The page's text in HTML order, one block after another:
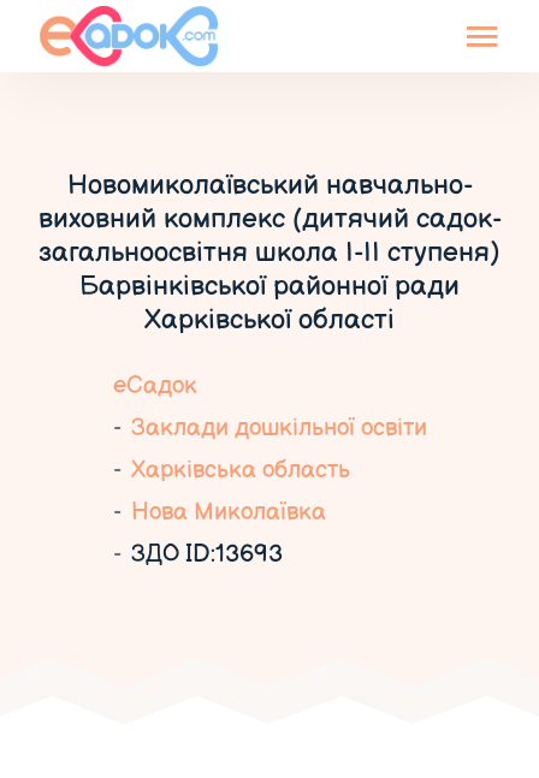
Новомиколаївський навчально-
виховний комплекс (дитячий садок-
загальноосвітня школа І-ІІ ступеня)
Барвінківської районної ради
Харківської області
еСадок
Заклади дошкільної освіти
Харківська область
Нова Миколаївка
ЗДО ID:13693